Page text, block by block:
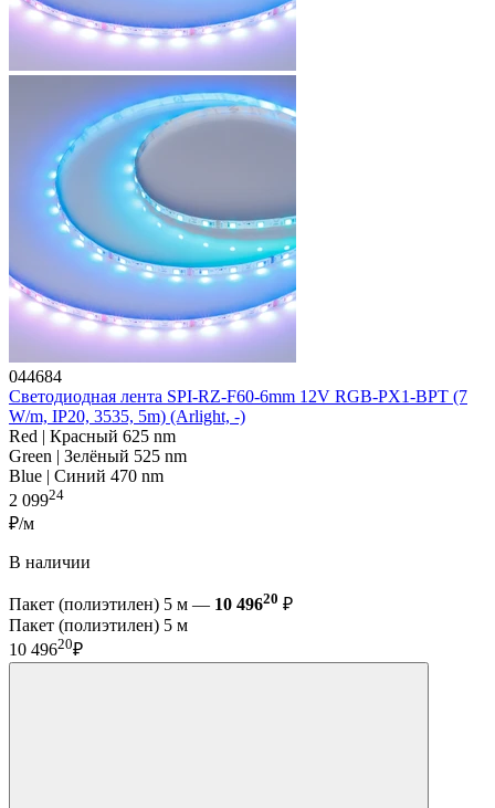
044684
Светодиодная лента SPI-RZ-F60-6mm 12V RGB-PX1-BPT (7
W/m, IP20, 3535, 5m) (Arlight, -)
Red | Красный 625 nm
Green | Зелёный 525 nm
Blue | Синий 470 nm
2 09924
₽/м
В наличии
Пакет (полиэтилен) 5 м — 10 49620 ₽
Пакет (полиэтилен) 5 м
10 49620₽